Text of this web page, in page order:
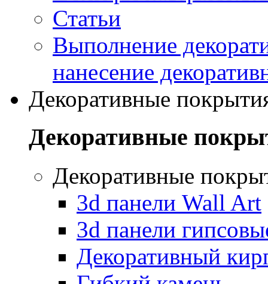
Статьи
Выполнение
нанесение
Декоративные
Декоративные
Декоративные
3d панели Wall Art
3d панели
Декоративный